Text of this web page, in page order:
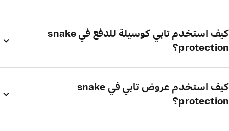
كيف استخدم تابي كوسيلة للدفع في snake
protection؟
كيف استخدم عروض تابي في snake
protection؟